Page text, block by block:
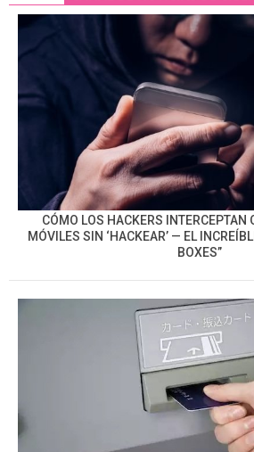
CÓMO LOS HACKERS INTERCEPTAN
MÓVILES SIN ‘HACKEAR’ — EL
BOXES”